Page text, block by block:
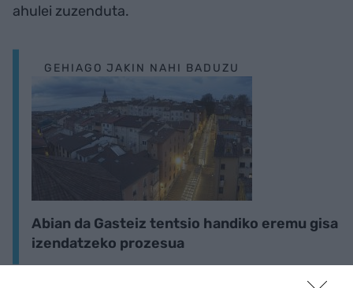
ahulei zuzenduta.
GEHIAGO JAKIN NAHI BADUZU
Abian da Gasteiz tentsio handiko eremu gisa
izendatzeko prozesua